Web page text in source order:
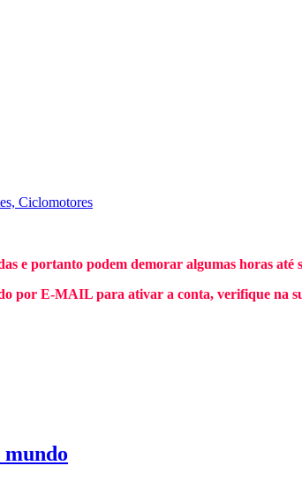
Ciclomotores
e portanto podem demorar algumas horas
E-MAIL para ativar a conta, verifique na
mundo